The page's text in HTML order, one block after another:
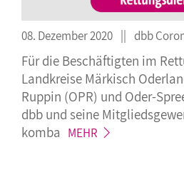
08. Dezember 2020 dbb
Für die Beschäftigten im
Landkreise Märkisch
Ruppin (OPR) und Oder-
dbb und seine
komba MEHR